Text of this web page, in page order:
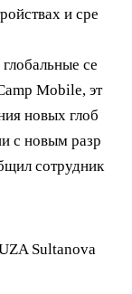
и сре
се
Mobile, эт
новых глоб
с новым разр
сотрудник
Sultanova